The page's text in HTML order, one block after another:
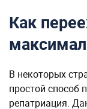
Как
В некоторых
простой способ
репатриация.